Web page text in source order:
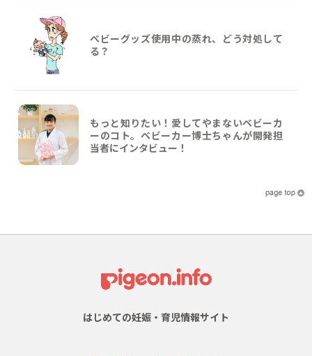
ベビーグッズ使用中の蒸れ、どう対処して
る？
もっと知りたい！愛してやまないベビーカ
ーのコト。ベビーカー博士ちゃんが開発担
当者にインタビュー！
はじめての妊娠・育児情報サイト